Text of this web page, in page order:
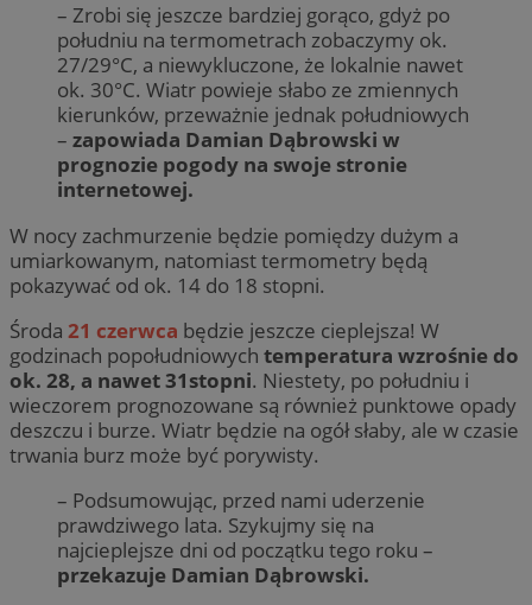
– Zrobi się jeszcze bardziej gorąco, gdyż po
południu na termometrach zobaczymy ok.
27/29°C, a niewykluczone, że lokalnie nawet
ok. 30°C. Wiatr powieje słabo ze zmiennych
kierunków, przeważnie jednak południowych
– zapowiada Damian Dąbrowski w
prognozie pogody na swoje stronie
internetowej.
W nocy zachmurzenie będzie pomiędzy dużym a
umiarkowanym, natomiast termometry będą
pokazywać od ok. 14 do 18 stopni.
Środa 21 czerwca będzie jeszcze cieplejsza! W
godzinach popołudniowych temperatura wzrośnie do
ok. 28, a nawet 31stopni. Niestety, po południu i
wieczorem prognozowane są również punktowe opady
deszczu i burze. Wiatr będzie na ogół słaby, ale w czasie
trwania burz może być porywisty.
– Podsumowując, przed nami uderzenie
prawdziwego lata. Szykujmy się na
najcieplejsze dni od początku tego roku –
przekazuje Damian Dąbrowski.